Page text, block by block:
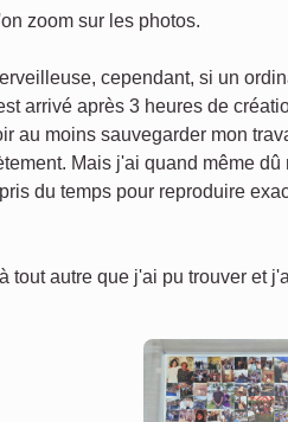
zoom sur les photos.
cependant, si un
arrivé après 3 heures de
au moins sauvegarder mon
Mais j'ai quand même dû
du temps pour reproduire
tout autre que j'ai pu trouver et